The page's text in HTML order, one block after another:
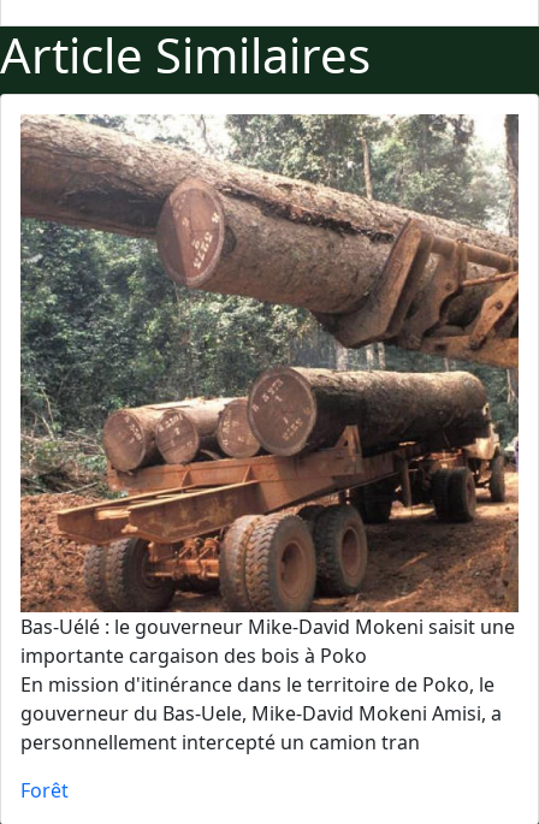
Article Similaires
Bas-Uélé : le gouverneur Mike-David Mokeni saisit une
importante cargaison des bois à Poko
En mission d'itinérance dans le territoire de Poko, le
gouverneur du Bas-Uele, Mike-David Mokeni Amisi, a
personnellement intercepté un camion tran
Forêt